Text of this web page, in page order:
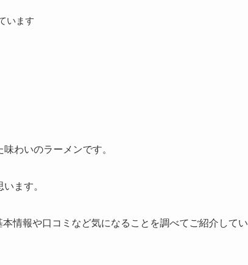
います
わいのラーメンです。
ます。
本情報や口コミなど気になることを調べてご紹介してい